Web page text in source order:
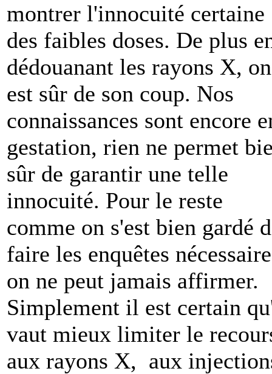
montrer l'innocuité certaine
des faibles doses. De plus
dédouanant les rayons X, on
est sûr de son coup. Nos
connaissances sont encore
gestation, rien ne permet
sûr de garantir une telle
innocuité. Pour le reste
comme on s'est bien gardé
faire les enquêtes
on ne peut jamais affirmer.
Simplement il est certain
vaut mieux limiter le
aux rayons X, aux